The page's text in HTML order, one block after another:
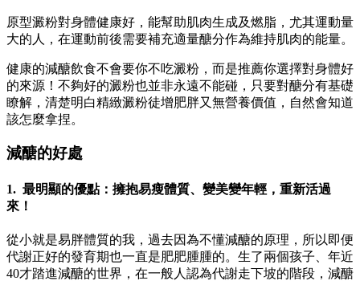
原型澱粉對身體健康好，能幫助肌肉生成及燃脂，尤其運動量
大的人，在運動前後需要補充適量醣分作為維持肌肉的能量。
健康的減醣飲食不會要你不吃澱粉，而是推薦你選擇對身體好
的來源！不夠好的澱粉也並非永遠不能碰，只要對醣分有基礎
瞭解，清楚明白精緻澱粉徒增肥胖又無營養價值，自然會知道
該怎麼拿捏。
減醣的好處
1. 最明顯的優點：擁抱易瘦體質、變美變年輕，重新活過
來！
從小就是易胖體質的我，過去因為不懂減醣的原理，所以即便
代謝正好的發育期也一直是肥肥腫腫的。生了兩個孩子、年近
40才踏進減醣的世界，在一般人認為代謝走下坡的階段，減醣